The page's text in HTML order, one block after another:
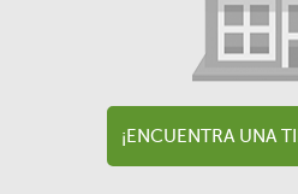
¡ENCUENTRA UNA